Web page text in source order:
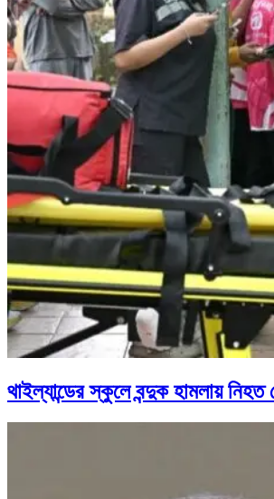
থাইল্যান্ডের স্কুলে বন্দুক হামলায় নিহত